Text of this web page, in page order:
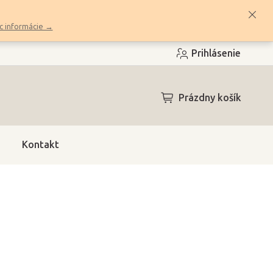
informácie →
Prihlásenie
NÁKUPNÝ
Prázdny košík
Kontakt